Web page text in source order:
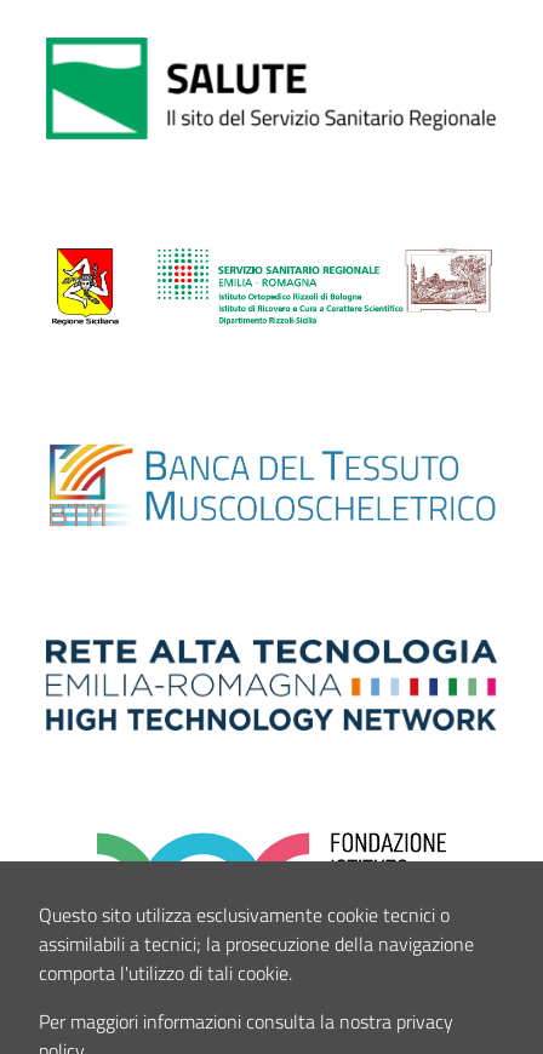
Questo sito utilizza esclusivamente cookie tecnici o
assimilabili a tecnici; la prosecuzione della navigazione
comporta l'utilizzo di tali cookie.
Per maggiori informazioni consulta la nostra privacy